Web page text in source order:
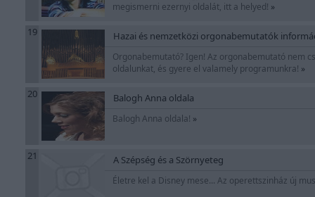
megismerni ezernyi oldalát, itt a helyed! »
19 Hazai és nemzetközi orgonabemutatók
Orgonabemutató? Igen! Az orgonabemutató nem
oldalunkat, és gyere el valamely programunkra! »
20 Balogh Anna oldala
Balogh Anna oldala! »
21 A Szépség és a Szörnyeteg
Életre kel a Disney mese... Az operettszinház új